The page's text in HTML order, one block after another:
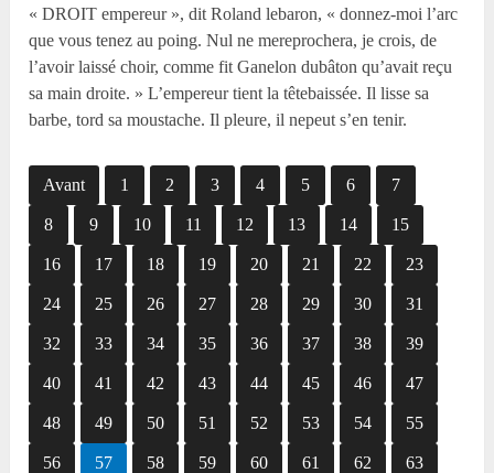
« DROIT empereur », dit Roland lebaron, « donnez-moi l’arc
que vous tenez au poing. Nul ne mereprochera, je crois, de
l’avoir laissé choir, comme fit Ganelon dubâton qu’avait reçu
sa main droite. » L’empereur tient la têtebaissée. Il lisse sa
barbe, tord sa moustache. Il pleure, il nepeut s’en tenir.
Avant 1 2 3 4 5 6 7
8 9 10 11 12 13 14 15
16 17 18 19 20 21 22 23
24 25 26 27 28 29 30 31
32 33 34 35 36 37 38 39
40 41 42 43 44 45 46 47
48 49 50 51 52 53 54 55
56 57 58 59 60 61 62 63